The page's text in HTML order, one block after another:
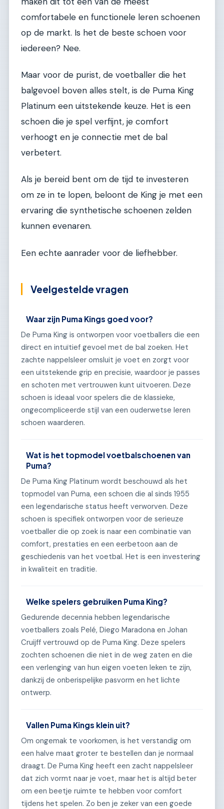
comfortabele en functionele leren schoenen
op de markt. Is het de beste schoen voor
iedereen? Nee.
Maar voor de purist, de voetballer die het
balgevoel boven alles stelt, is de Puma King
Platinum een uitstekende keuze. Het is een
schoen die je spel verfijnt, je comfort
verhoogt en je connectie met de bal
verbetert.
Als je bereid bent om de tijd te investeren
om ze in te lopen, beloont de King je met een
ervaring die synthetische schoenen zelden
kunnen evenaren.
Een echte aanrader voor de liefhebber.
Veelgestelde vragen
Waar zijn Puma Kings goed voor?
De Puma King is ontworpen voor voetballers die een
direct en intuïtief gevoel met de bal zoeken. Het
zachte nappelsleer omsluit je voet en zorgt voor
een uitstekende grip en precisie, waardoor je passes
en schoten met vertrouwen kunt uitvoeren. Deze
schoen is ideaal voor spelers die de klassieke,
ongecompliceerde stijl van een ouderwetse leren
schoen waarderen.
Wat is het topmodel voetbalschoenen van
Puma?
De Puma King Platinum wordt beschouwd als het
topmodel van Puma, een schoen die al sinds 1955
een legendarische status heeft verworven. Deze
schoen is specifiek ontworpen voor de serieuze
voetballer die op zoek is naar een combinatie van
comfort, prestaties en een eerbetoon aan de
geschiedenis van het voetbal. Het is een investering
in kwaliteit en traditie.
Welke spelers gebruiken Puma King?
Gedurende decennia hebben legendarische
voetballers zoals Pelé, Diego Maradona en Johan
Cruijff vertrouwd op de Puma King. Deze spelers
zochten schoenen die niet in de weg zaten en die
een verlenging van hun eigen voeten leken te zijn,
dankzij de onberispelijke pasvorm en het lichte
ontwerp.
Vallen Puma Kings klein uit?
Om ongemak te voorkomen, is het verstandig om
een halve maat groter te bestellen dan je normaal
draagt. De Puma King heeft een zacht nappelsleer
dat zich vormt naar je voet, maar het is altijd beter
om een beetje ruimte te hebben voor comfort
tijdens het spelen. Zo ben je zeker van een goede